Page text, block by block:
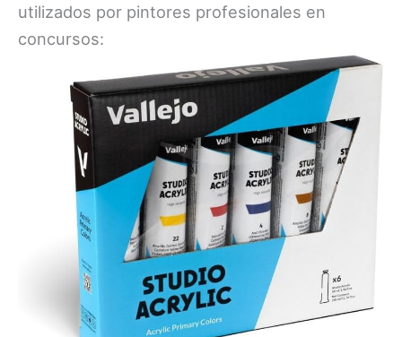
utilizados por pintores profesionales en
concursos: